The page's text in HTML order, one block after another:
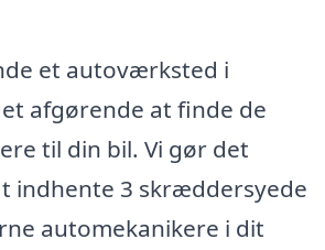
et autoværksted i
afgørende at finde de
til din bil. Vi gør det
indhente 3 skræddersyede
automekanikere i dit